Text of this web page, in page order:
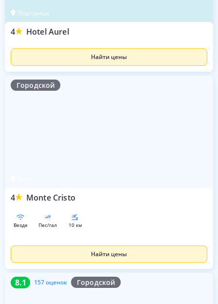
Подгорица
4 Hotel Aurel
Найти цены
Городской
4 Monte Cristo
везде пес/гал 10 км
Найти цены
8.1 157 оценок Городской
8.1 157 оценок